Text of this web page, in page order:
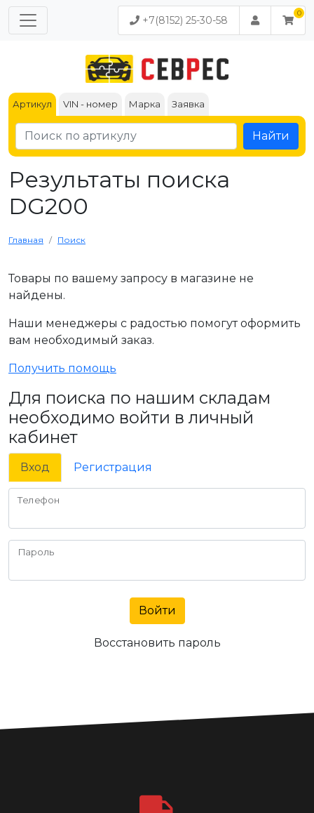
+7(8152) 25-30-58
Артикул VIN - номер Марка Заявка
Найти
Результаты поиска
DG200
Главная Поиск
Товары по вашему запросу в магазине не
найдены.
Наши менеджеры с радостью помогут оформить
вам необходимый заказ.
Получить помощь
Для поиска по нашим складам
необходимо войти в личный
кабинет
Вход Регистрация
Телефон
Пароль
Войти
Восстановить пароль